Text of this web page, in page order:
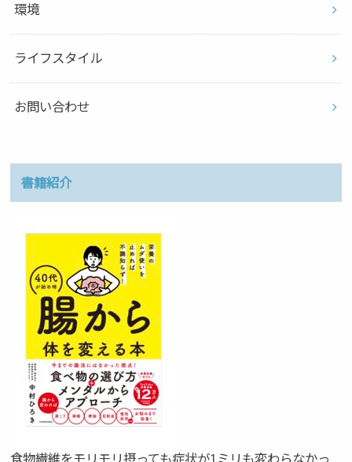
環境
ライフスタイル
お問い合わせ
書籍紹介
食物繊維をモリモリ摂っても症状が1ミリも変わらなかっ